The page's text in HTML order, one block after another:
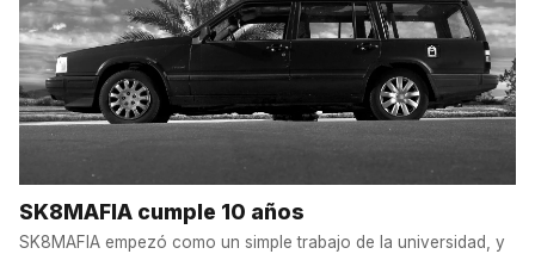
SK8MAFIA cumple 10 años
SK8MAFIA empezó como un simple trabajo de la universidad, y